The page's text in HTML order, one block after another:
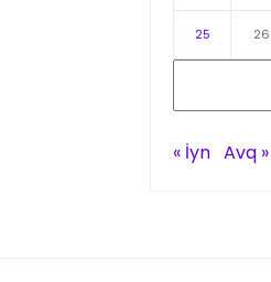
25 26
« İyn Avq »